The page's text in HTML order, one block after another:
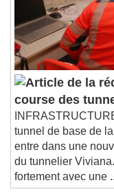
course des
tunnel de base de
entre dans une
du tunnelier
fortement avec une